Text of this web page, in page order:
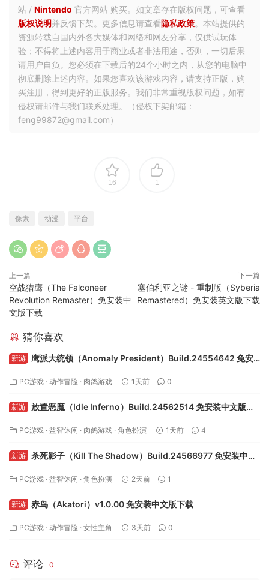
站 / Nintendo 官方网站 购买。如文章存在版权问题，可查看
版权说明并反馈下架。更多信息请查看隐私政策。本站提供的
资源转载自国内外各大媒体和网络和网友分享，仅供试玩体
验；不得将上述内容用于商业或者非法用途，否则，一切后果
请用户自负。您必须在下载后的24个小时之内，从您的电脑中
彻底删除上述内容。如果您喜欢该游戏内容，请支持正版，购
买注册，得到更好的正版服务。我们非常重视版权问题，如有
侵权请邮件与我们联系处理。（侵权下架邮箱：
feng99872@gmail.com）
16 1
像素 动漫 平台
上一篇
空战猎鹰（The Falconeer
Revolution Remaster）免安装中
文版下载
下一篇
塞伯利亚之谜 - 重制版（Syberia
Remastered）免安装英文版下载
猜你喜欢
新游
鹰派大统领（Anomaly President）Build.24554642 免安
PC游戏 · 动作冒险 · 肉鸽游戏 1天前 0
新游 放置恶魔（Idle Inferno）Build.24562514 免安装中文版下
PC游戏 · 益智休闲 · 肉鸽游戏 · 角色扮演 1天前 4
新游 杀死影子（Kill The Shadow）Build.24566977 免安装中文
PC游戏 · 益智休闲 · 角色扮演 2天前 1
新游 赤鸟（Akatori）v1.0.00 免安装中文版下载
PC游戏 · 动作冒险 · 女性主角 3天前 0
评论 0